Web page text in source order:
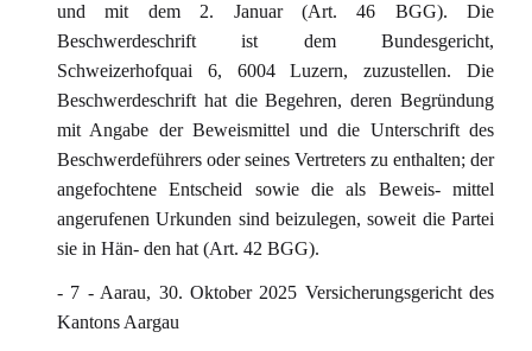
und mit dem 2. Januar (Art. 46 BGG). Die
Beschwerdeschrift ist dem Bundesgericht,
Schweizerhofquai 6, 6004 Luzern, zuzustellen. Die
Beschwerdeschrift hat die Begehren, deren Begründung
mit Angabe der Beweismittel und die Unterschrift des
Beschwerdeführers oder seines Vertreters zu enthalten; der
angefochtene Entscheid sowie die als Beweis- mittel
angerufenen Urkunden sind beizulegen, soweit die Partei
sie in Hän- den hat (Art. 42 BGG).
- 7 - Aarau, 30. Oktober 2025 Versicherungsgericht des
Kantons Aargau